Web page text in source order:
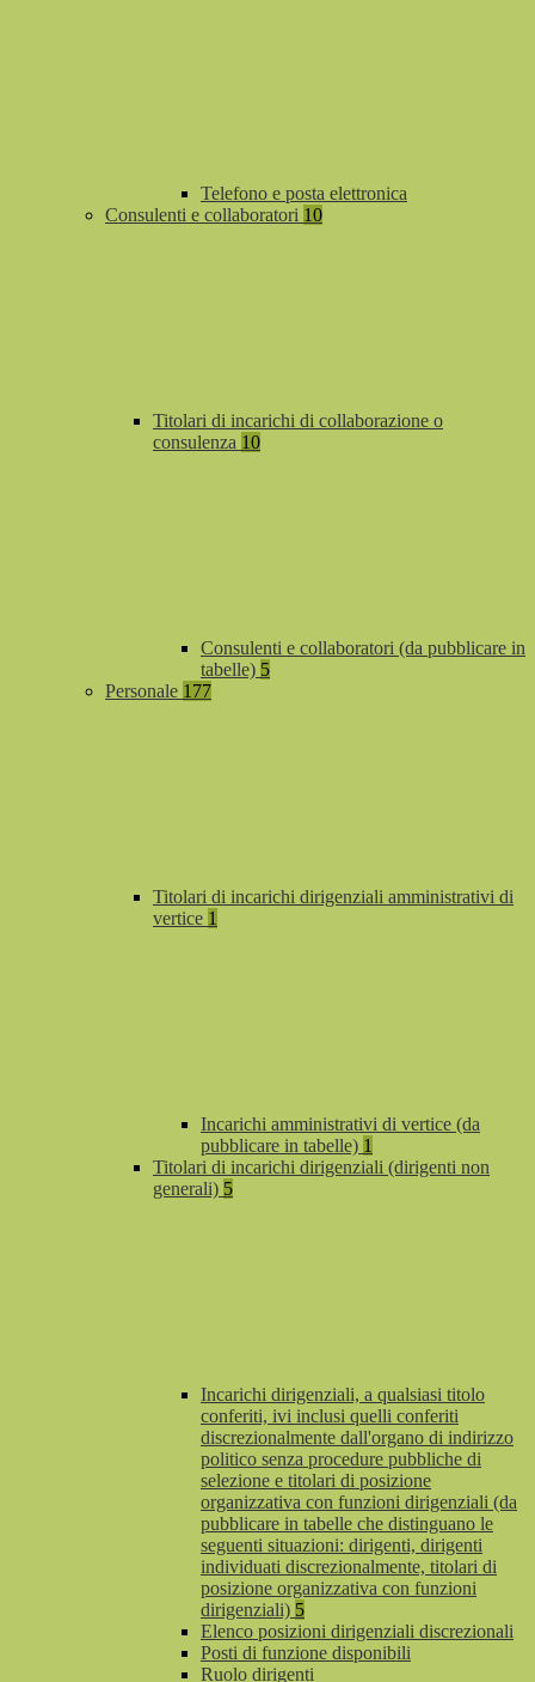
Telefono e posta elettronica
Consulenti e collaboratori 10
Titolari di incarichi di collaborazione o
consulenza 10
Consulenti e collaboratori (da pubblicare in
tabelle) 5
Personale 177
Titolari di incarichi dirigenziali amministrativi di
vertice 1
Incarichi amministrativi di vertice (da
pubblicare in tabelle) 1
Titolari di incarichi dirigenziali (dirigenti non
generali) 5
Incarichi dirigenziali, a qualsiasi titolo
conferiti, ivi inclusi quelli conferiti
discrezionalmente dall'organo di indirizzo
politico senza procedure pubbliche di
selezione e titolari di posizione
organizzativa con funzioni dirigenziali (da
pubblicare in tabelle che distinguano le
seguenti situazioni: dirigenti, dirigenti
individuati discrezionalmente, titolari di
posizione organizzativa con funzioni
dirigenziali) 5
Elenco posizioni dirigenziali discrezionali
Posti di funzione disponibili
Ruolo dirigenti